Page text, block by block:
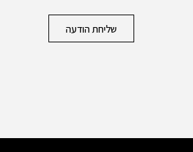
שליחת הודעה